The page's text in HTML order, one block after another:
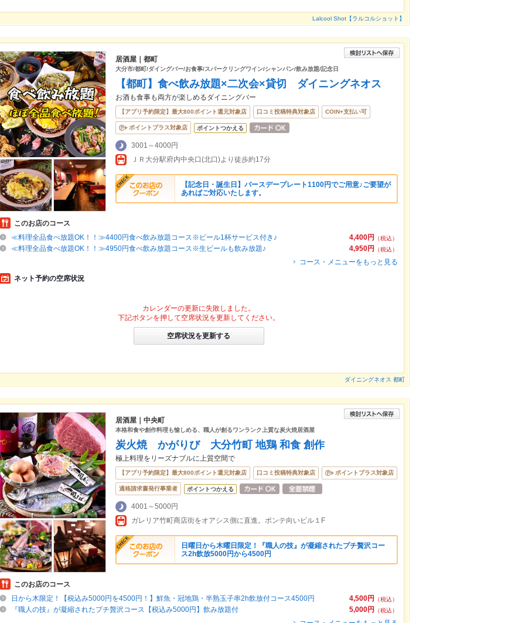
Lalcool Shot【ラルコルショット】
居酒屋｜都町
大分市/都町/ダイングバー/お食事/スパークリングワイン/シャンパン/飲み放題/記念日
【都町】食べ飲み放題×二次会×貸切 ダイニングネオス
お酒も食事も両方が楽しめるダイニングバー
【アプリ予約限定】最大800ポイント還元対象店 口コミ投稿特典対象店 COIN+支払い可
ポイントプラス対象店 ポイントつかえる
3001～4000円
ＪＲ大分駅府内中央口(北口)より徒歩約17分
【記念日・誕生日】バースデープレート1100円でご用意♪ご要望が
あればご対応いたします。
このお店のコース
4,400円
（税込）
≪料理全品食べ放題OK！！≫4400円食べ飲み放題コース※ビール1杯サービス付き♪
4,950円
（税込）
≪料理全品食べ放題OK！！≫4950円食べ飲み放題コース※生ビールも飲み放題♪
コース・メニューをもっと見る
ネット予約の空席状況
カレンダーの更新に失敗しました。
下記ボタンを押して空席状況を更新してください。
空席状況を更新する
ダイニングネオス 都町
居酒屋｜中央町
本格和食や創作料理も愉しめる、職人が創るワンランク上質な炭火焼居酒屋
炭火焼 かがりび 大分竹町 地鶏 和食 創作
極上料理をリーズナブルに上質空間で
【アプリ予約限定】最大800ポイント還元対象店 口コミ投稿特典対象店 ポイントプラス対象店
適格請求書発行事業者 ポイントつかえる
4001～5000円
ガレリア竹町商店街をオアシス側に直進。ポンテ向いビル１F
日曜日から木曜日限定！『職人の技』が凝縮されたプチ贅沢コー
ス2h飲放5000円から4500円
このお店のコース
4,500円
（税込）
日から木限定！【税込み5000円を4500円！】鮮魚・冠地鶏・半熟玉子串2h飲放付コース4500円
5,000円
（税込）
『職人の技』が凝縮されたプチ贅沢コース【税込み5000円】飲み放題付